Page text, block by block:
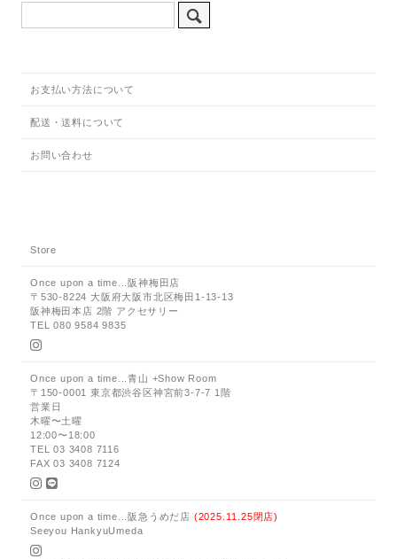
お支払い方法について
配送・送料について
お問い合わせ
Store
Once upon a time...阪神梅田店
〒530-8224 大阪府大阪市北区梅田1-13-13
阪神梅田本店 2階 アクセサリー
TEL 080 9584 9835
Once upon a time...青山 +Show Room
〒150-0001 東京都渋谷区神宮前3-7-7 1階
営業日
木曜〜土曜
12:00〜18:00
TEL 03 3408 7116
FAX 03 3408 7124
Once upon a time...阪急うめだ店 (2025.11.25閉店)
Seeyou HankyuUmeda